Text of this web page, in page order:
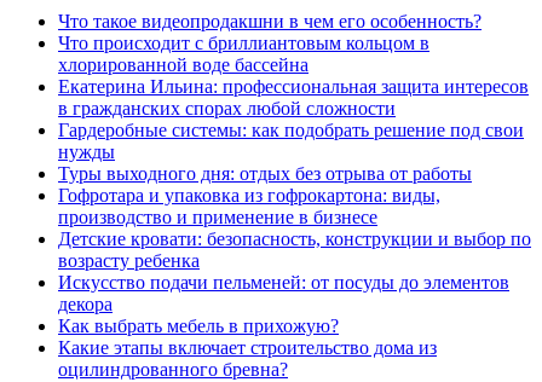
Что такое видеопродакшни в чем его особенность?
Что происходит с бриллиантовым кольцом в
хлорированной воде бассейна
Екатерина Ильина: профессиональная защита интересов
в гражданских спорах любой сложности
Гардеробные системы: как подобрать решение под свои
нужды
Туры выходного дня: отдых без отрыва от работы
Гофротара и упаковка из гофрокартона: виды,
производство и применение в бизнесе
Детские кровати: безопасность, конструкции и выбор по
возрасту ребенка
Искусство подачи пельменей: от посуды до элементов
декора
Как выбрать мебель в прихожую?
Какие этапы включает строительство дома из
оцилиндрованного бревна?